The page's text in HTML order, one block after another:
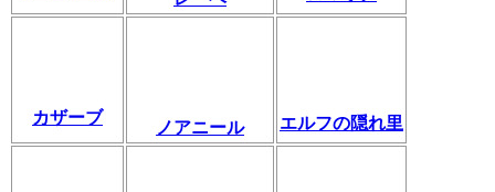
カザーブ
ノアニール エルフの隠れ里